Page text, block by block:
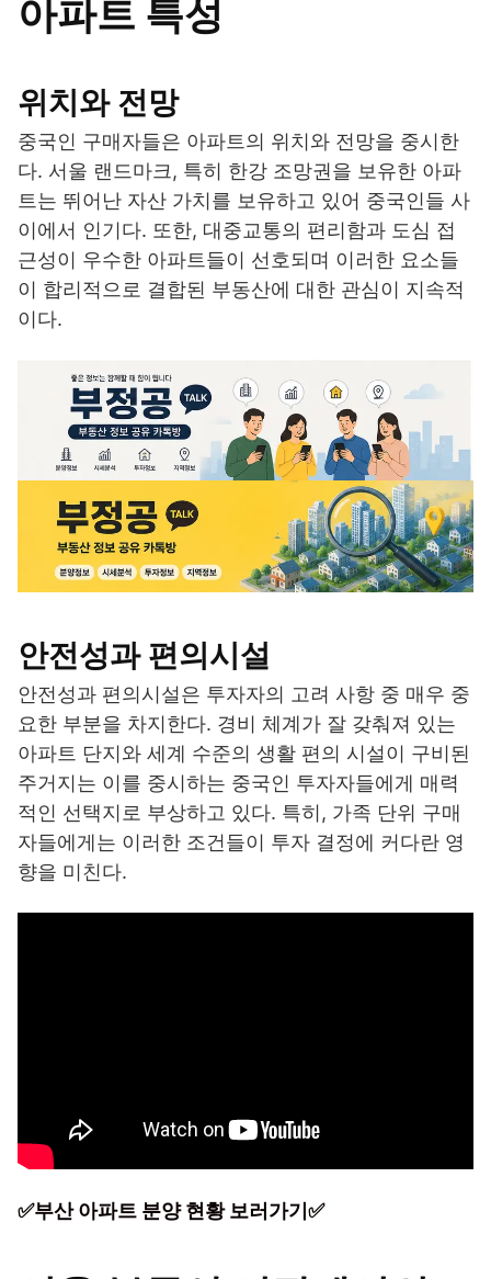
아파트 특성
위치와 전망
중국인 구매자들은 아파트의 위치와 전망을 중시한
다. 서울 랜드마크, 특히 한강 조망권을 보유한 아파
트는 뛰어난 자산 가치를 보유하고 있어 중국인들 사
이에서 인기다. 또한, 대중교통의 편리함과 도심 접
근성이 우수한 아파트들이 선호되며 이러한 요소들
이 합리적으로 결합된 부동산에 대한 관심이 지속적
이다.
안전성과 편의시설
안전성과 편의시설은 투자자의 고려 사항 중 매우 중
요한 부분을 차지한다. 경비 체계가 잘 갖춰져 있는
아파트 단지와 세계 수준의 생활 편의 시설이 구비된
주거지는 이를 중시하는 중국인 투자자들에게 매력
적인 선택지로 부상하고 있다. 특히, 가족 단위 구매
자들에게는 이러한 조건들이 투자 결정에 커다란 영
향을 미친다.
✅부산 아파트 분양 현황 보러가기✅